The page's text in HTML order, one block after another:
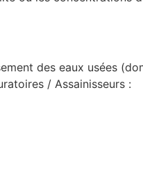
des eaux usées
/ Assainisseurs :